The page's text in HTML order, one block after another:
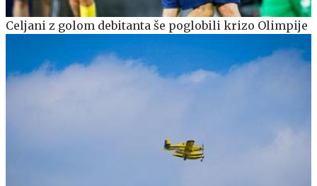
Celjani z golom debitanta še poglobili krizo Olimpije